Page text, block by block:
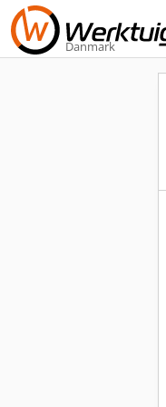
Danmark